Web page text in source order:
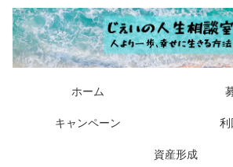
ホーム
キャンペーン 利
資産形成